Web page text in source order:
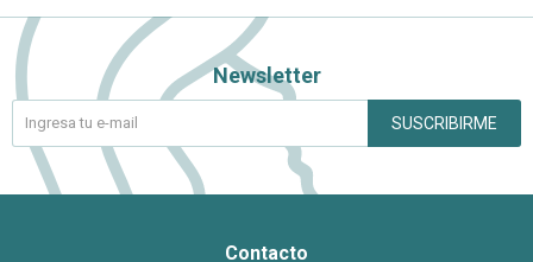
Contacto
Newsletter
SUSCRIBIRME